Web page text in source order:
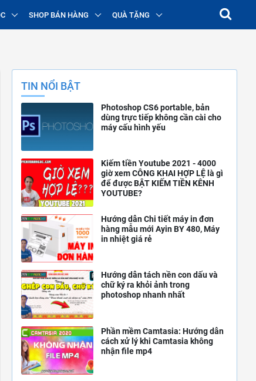
SHOP BÁN HÀNG QUÀ TẶNG
TIN NỔI BẬT
Photoshop CS6 portable, bản
dùng trực tiếp không cần cài cho
máy cấu hình yếu
Kiếm tiền Youtube 2021 - 4000
giờ xem CÔNG KHAI HỢP LỆ là gì
để được BẬT KIẾM TIỀN KÊNH
YOUTUBE?
Hướng dẫn Chi tiết máy in đơn
hàng mẫu mới Ayin BY 480, Máy
in nhiệt giá rẻ
Hướng dẫn tách nền con dấu và
chữ ký ra khỏi ảnh trong
photoshop nhanh nhất
Phần mềm Camtasia: Hướng dẫn
cách xử lý khi Camtasia không
nhận file mp4